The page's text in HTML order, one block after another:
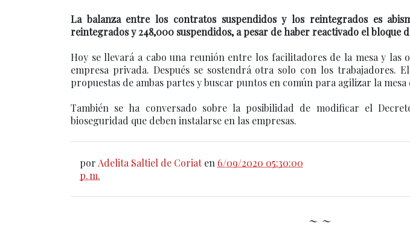
La balanza entre los contratos suspendidos y los reintegrados es
reintegrados y 248,000 suspendidos, a pesar de haber reactivado el bloque
Hoy se llevará a cabo una reunión entre los facilitadores de la mesa y las
empresa privada. Después se sostendrá otra solo con los trabajadores.
propuestas de ambas partes y buscar puntos en común para agilizar la mesa
También se ha conversado sobre la posibilidad de modificar el
bioseguridad que deben instalarse en las empresas.
por Adelita Saltiel de Coriat en 6/09/2020 05:30:00
p. m.
~ ~